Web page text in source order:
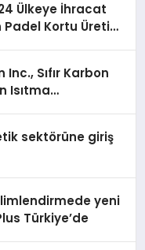
Ülkeye İhracat
Kortu Üretim
Sıfır Karbon
Isıtma
sektörüne giriş
yeni
Türkiye’de